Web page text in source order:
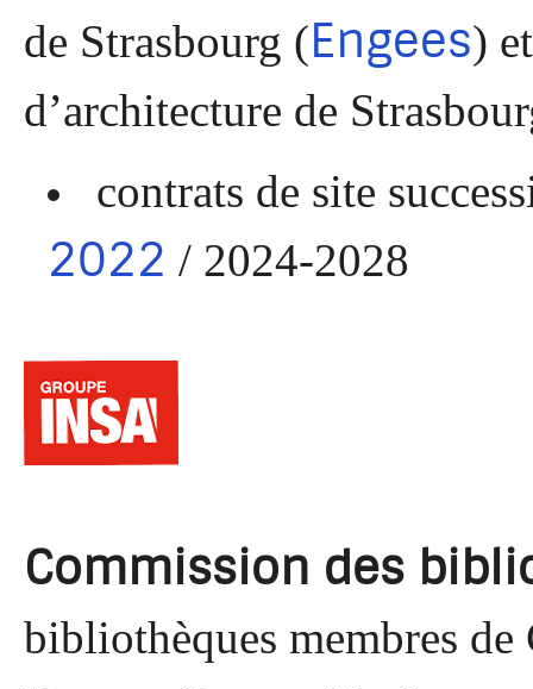
de Strasbourg (Engees)
d’architecture de
contrats de site
2022 / 2024-2028
Commission des
bibliothèques membres